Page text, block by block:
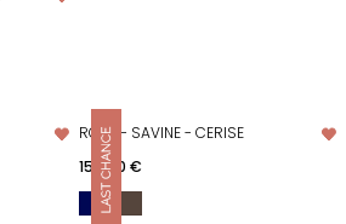
ROBE - SAVINE - CERISE
Prix
159,00 €